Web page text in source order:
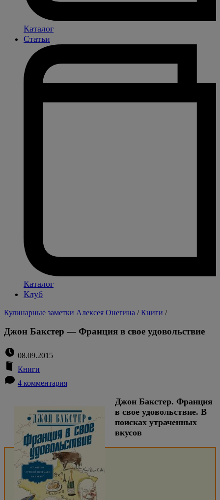
Каталог
Статьи
Каталог
Клуб
Кулинарные заметки Алексея Онегина /Книги /
Джон Бакстер — Франция в свое удовольствие
08.09.2015
Книги
4 комментария
Джон Бакстер. Франция
в свое удовольствие. В
поисках утраченных
вкусов